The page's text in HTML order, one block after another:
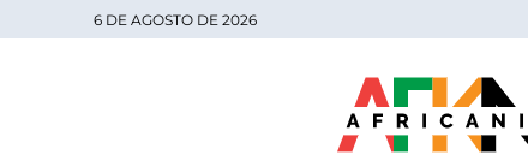
6 DE AGOSTO DE 2026